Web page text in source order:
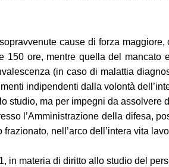
cause di forza
150 ore, mentre quella del
(in caso di malattia
indipendenti dalla volontà
studio, ma per impegni da assolvere
l’Amministrazione della difesa,
nell’arco dell’intera vita
in materia di diritto allo studio del